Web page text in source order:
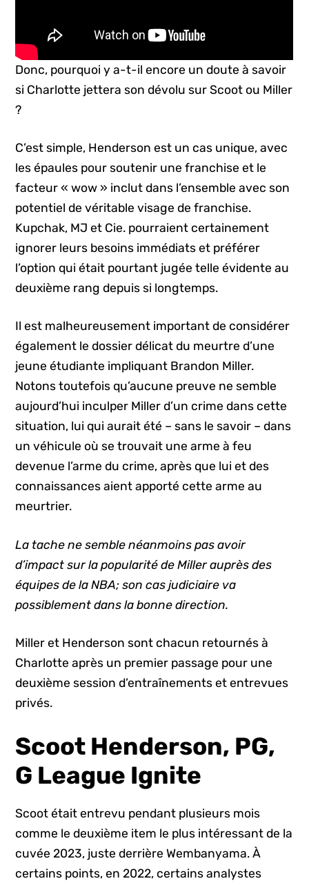
Donc, pourquoi y a-t-il encore un doute à savoir
si Charlotte jettera son dévolu sur Scoot ou Miller
?
C’est simple, Henderson est un cas unique, avec
les épaules pour soutenir une franchise et le
facteur « wow » inclut dans l’ensemble avec son
potentiel de véritable visage de franchise.
Kupchak, MJ et Cie. pourraient certainement
ignorer leurs besoins immédiats et préférer
l’option qui était pourtant jugée telle évidente au
deuxième rang depuis si longtemps.
Il est malheureusement important de considérer
également le dossier délicat du meurtre d’une
jeune étudiante impliquant Brandon Miller.
Notons toutefois qu’aucune preuve ne semble
aujourd’hui inculper Miller d’un crime dans cette
situation, lui qui aurait été – sans le savoir – dans
un véhicule où se trouvait une arme à feu
devenue l’arme du crime, après que lui et des
connaissances aient apporté cette arme au
meurtrier.
La tache ne semble néanmoins pas avoir
d’impact sur la popularité de Miller auprès des
équipes de la NBA; son cas judiciaire va
possiblement dans la bonne direction.
Miller et Henderson sont chacun retournés à
Charlotte après un premier passage pour une
deuxième session d’entraînements et entrevues
privés.
Scoot Henderson, PG,
G League Ignite
Scoot était entrevu pendant plusieurs mois
comme le deuxième item le plus intéressant de la
cuvée 2023, juste derrière Wembanyama. À
certains points, en 2022, certains analystes